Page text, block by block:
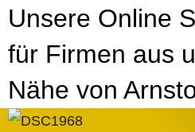
Unsere Online
für Firmen aus
Nähe von